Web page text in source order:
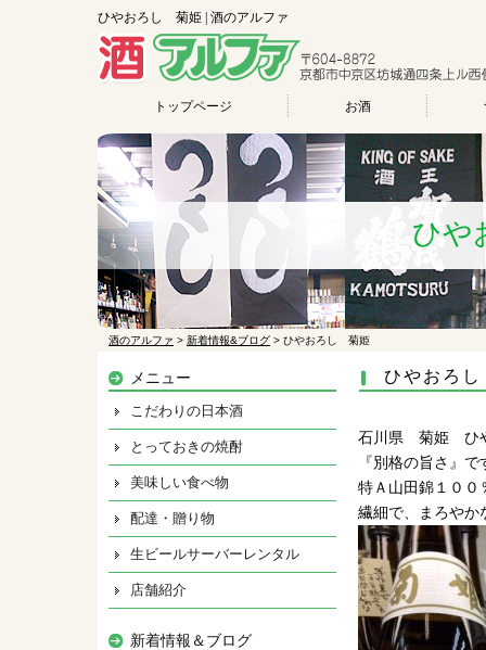
ひやおろし 菊姫 | 酒のアルファ
トップページ お酒
ひや
酒のアルファ > 新着情報&ブログ > ひやおろし 菊姫
ひやおろ
石川県 菊姫 ひ
『別格の旨さ』で
特Ａ山田錦１００
繊細で、まろやか
メニュー
こだわりの日本酒
とっておきの焼酎
美味しい食べ物
配達・贈り物
生ビールサーバーレンタル
店舗紹介
新着情報＆ブログ